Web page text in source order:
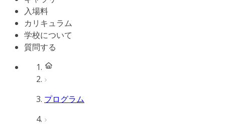
入場料
カリキュラム
学校について
質問する
プログラム